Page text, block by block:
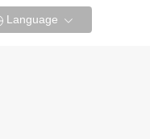
Language